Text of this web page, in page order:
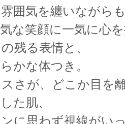
囲気を纏いながら
な笑顔に一気に心
残る表情と、
かな体つき。
さが、どこか目を
た肌、
ンに思わず視線が